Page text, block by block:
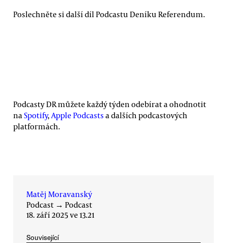
Poslechněte si další díl Podcastu Deníku Referendum.
Podcasty DR můžete každý týden odebírat a ohodnotit
na Spotify, Apple Podcasts a dalších podcastových
platformách.
Matěj Moravanský
Podcast → Podcast
18. září 2025 ve 13.21
Související